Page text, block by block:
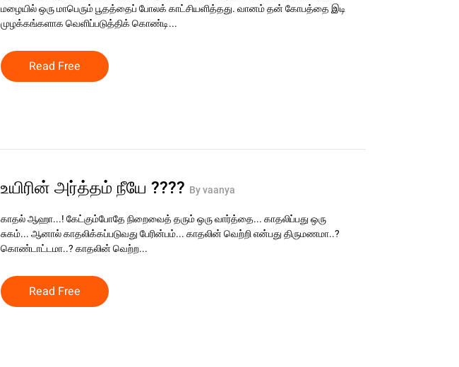
மழையில் ஒரு மாபெரும் பூதத்தைப் போலக் காட்சியளித்தது. வானம் தன் கோபத்தை இடி
முழக்கங்களாக வெளிப்படுத்திக் கொண்டி...
Read Free
உயிரின் அர்த்தம் நீயே ???? By vaanya
காதல் ஆஹா...! கேட்கும்போதே நிறைவைத் தரும் ஒரு வார்த்தை... காதலிப்பது ஒரு
சுகம்... ஆனால் காதலிக்கப்படுவது பேரின்பம்... காதலின் வெற்றி என்பது திருமணமா..?
கொண்டாட்டமா..? காதலின் வெற்ற...
Read Free